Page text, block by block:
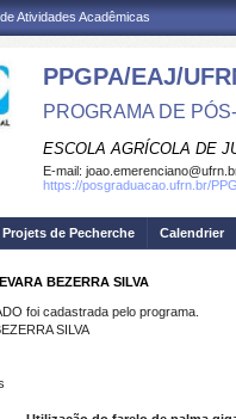
Atividades Acadêmicas
PPGPA/EAJ/
PROGRAMA DE
ESCOLA AGRÍCOLA DE
E-mail:
https://posgraduacao.ufrn.br/
Projets de Pecherche Calendrier
BEZERRA SILVA
foi cadastrada pelo programa.
SILVA